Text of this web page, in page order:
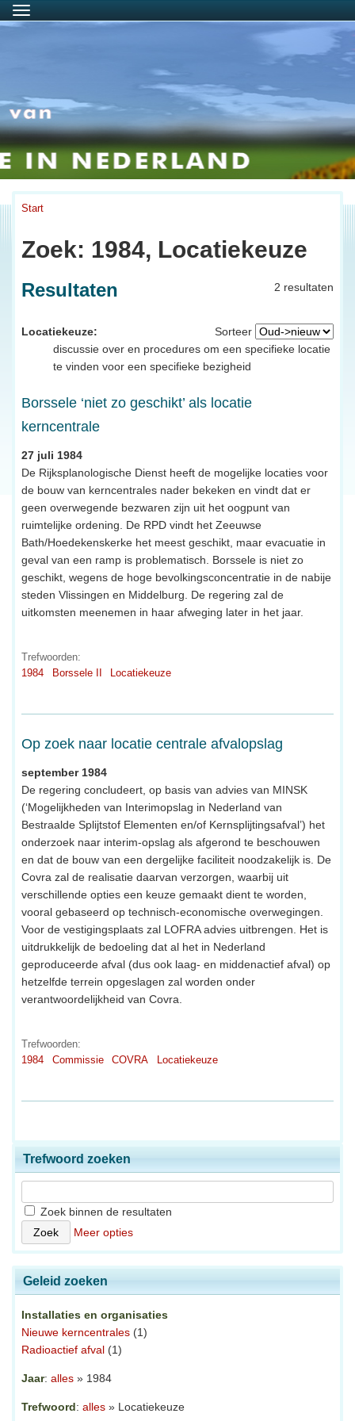
Menu
Start
Zoek: 1984, Locatiekeuze
2 resultaten
Resultaten
Sorteer
Locatiekeuze:
discussie over en procedures om een specifieke locatie
te vinden voor een specifieke bezigheid
Borssele ‘niet zo geschikt’ als locatie
kerncentrale
27 juli 1984
De Rijksplanologische Dienst heeft de mogelijke locaties voor
de bouw van kerncentrales nader bekeken en vindt dat er
geen overwegende bezwaren zijn uit het oogpunt van
ruimtelijke ordening. De RPD vindt het Zeeuwse
Bath/Hoedekenskerke het meest geschikt, maar evacuatie in
geval van een ramp is problematisch. Borssele is niet zo
geschikt, wegens de hoge bevolkingsconcentratie in de nabije
steden Vlissingen en Middelburg. De regering zal de
uitkomsten meenemen in haar afweging later in het jaar.
Trefwoorden:
1984
Borssele II Locatiekeuze
Op zoek naar locatie centrale afvalopslag
september 1984
De regering concludeert, op basis van advies van MINSK
(‘Mogelijkheden van Interimopslag in Nederland van
Bestraalde Splijtstof Elementen en/of Kernsplijtingsafval’) het
onderzoek naar interim-opslag als afgerond te beschouwen
en dat de bouw van een dergelijke faciliteit noodzakelijk is. De
Covra zal de realisatie daarvan verzorgen, waarbij uit
verschillende opties een keuze gemaakt dient te worden,
vooral gebaseerd op technisch-economische overwegingen.
Voor de vestigingsplaats zal LOFRA advies uitbrengen. Het is
uitdrukkelijk de bedoeling dat al het in Nederland
geproduceerde afval (dus ook laag- en middenactief afval) op
hetzelfde terrein opgeslagen zal worden onder
verantwoordelijkheid van Covra.
Trefwoorden:
1984
Commissie COVRA Locatiekeuze
Trefwoord zoeken
Zoek binnen de resultaten
Meer opties
Geleid zoeken
Installaties en organisaties
Nieuwe kerncentrales (1)
Radioactief afval (1)
Jaar: alles » 1984
Trefwoord: alles » Locatiekeuze